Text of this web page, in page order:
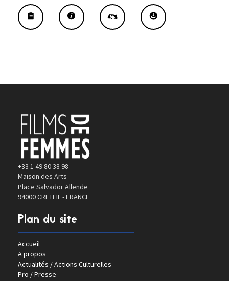
+33 1 49 80 38 98
Maison des Arts
Place Salvador Allende
94000 CRETEIL - FRANCE
Plan du site
Accueil
A propos
Actualités / Actions Culturelles
Pro / Presse